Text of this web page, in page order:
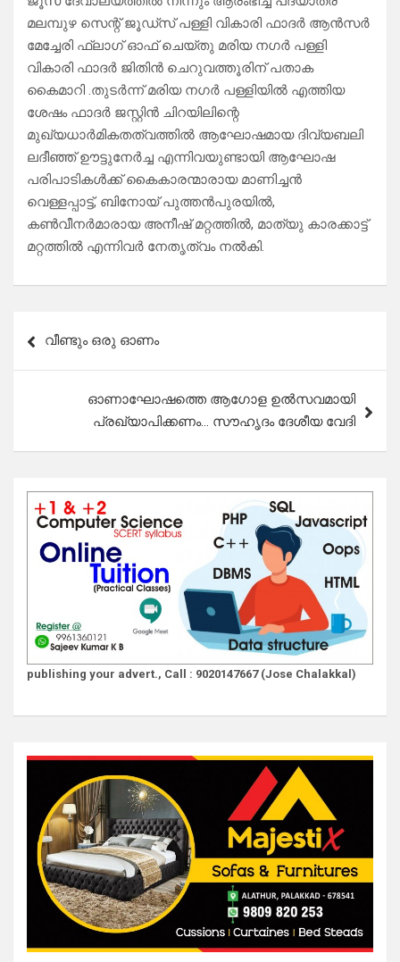
മലമ്പുഴ സെന്റ് ജൂഡ്സ് പള്ളി വികാരി ഫാദർ ആൻസർ
മേച്ചേരി ഫ്ലാഗ് ഓഫ് ചെയ്തു മരിയ നഗർ പള്ളി
വികാരി ഫാദർ ജിതിൻ ചെറുവത്തൂരിന് പതാക
കൈമാറി .തുടർന്ന് മരിയ നഗർ പള്ളിയിൽ എത്തിയ
ശേഷം ഫാദർ ജസ്റ്റിൻ ചിറയിലിന്റെ
മുഖ്യധാർമികതത്വത്തിൽ ആഘോഷമായ ദിവ്യബലി
ലദീഞ്ഞ് ഊട്ടുനേർച്ച എന്നിവയുണ്ടായി ആഘോഷ
പരിപാടികൾക്ക് കൈകാരന്മാരായ മാണിച്ചൻ
വെള്ളപ്പാട്ട്, ബിനോയ് പുത്തൻപുരയിൽ,
കൺവീനർമാരായ അനീഷ് മറ്റത്തിൽ, മാത്യു കാരക്കാട്ട്
മറ്റത്തിൽ എന്നിവർ നേതൃത്വം നൽകി.
navigation
വീണ്ടും ഒരു ഓണം
ഓണാഘോഷത്തെ ആഗോള ഉൽസവമായി
പ്രഖ്യാപിക്കണം… സൗഹൃദം ദേശീയ വേദി
publishing your advert., Call : 9020147667 (Jose Chalakkal)